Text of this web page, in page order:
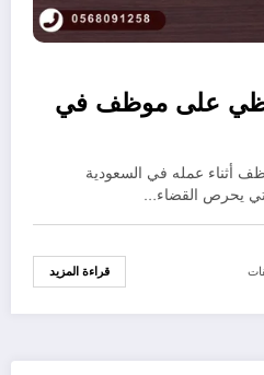
على موظف في
أثناء عمله في السعودية
يحرص القضاء…
قراءة المزيد